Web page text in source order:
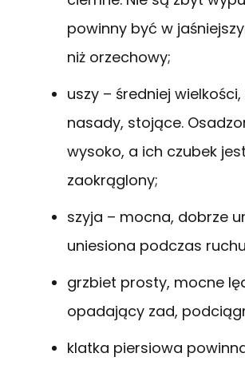
powinny być w
niż orzechowy;
uszy – średniej
nasady, stojące.
wysoko, a ich czubek
zaokrąglony;
szyja – mocna, dobrze
uniesiona podczas
grzbiet prosty, mocne
opadający zad,
klatka piersiowa